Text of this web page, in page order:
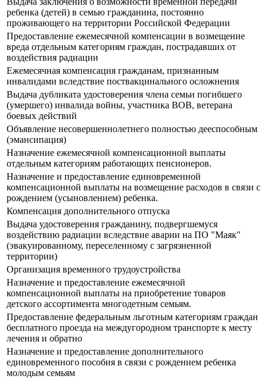
ребенка (детей) в семью гражданина, постоянно
проживающего на территории Российской Федерации
Предоставление ежемесячной компенсации в возмещение
вреда отдельным категориям граждан, пострадавших от
воздействия радиации
Ежемесячная компенсация гражданам, признанным
инвалидами вследствие поствакцинального осложнения
Выдача дубликата удостоверения члена семьи погибшего
(умершего) инвалида войны, участника ВОВ, ветерана
боевых действий
Объявление несовершеннолетнего полностью дееспособным
(эмансипация)
Назначение ежемесячной компенсационной выплаты
отдельным категориям работающих пенсионеров.
Назначение и предоставление единовременной
компенсационной выплаты на возмещение расходов в связи с
рождением (усыновлением) ребенка.
Компенсация дополнительного отпуска
Выдача удостоверения гражданину, подвергшемуся
воздействию радиации вследствие аварии на ПО "Маяк"
(эвакуированному, переселенному с загрязненной
территории)
Организация временного трудоустройства
Назначение и предоставление ежемесячной
компенсационной выплаты на приобретение товаров
детского ассортимента многодетным семьям.
Предоставление федеральным льготным категориям граждан
бесплатного проезда на междугородном транспорте к месту
лечения и обратно
Назначение и предоставление дополнительного
единовременного пособия в связи с рождением ребенка
молодым семьям